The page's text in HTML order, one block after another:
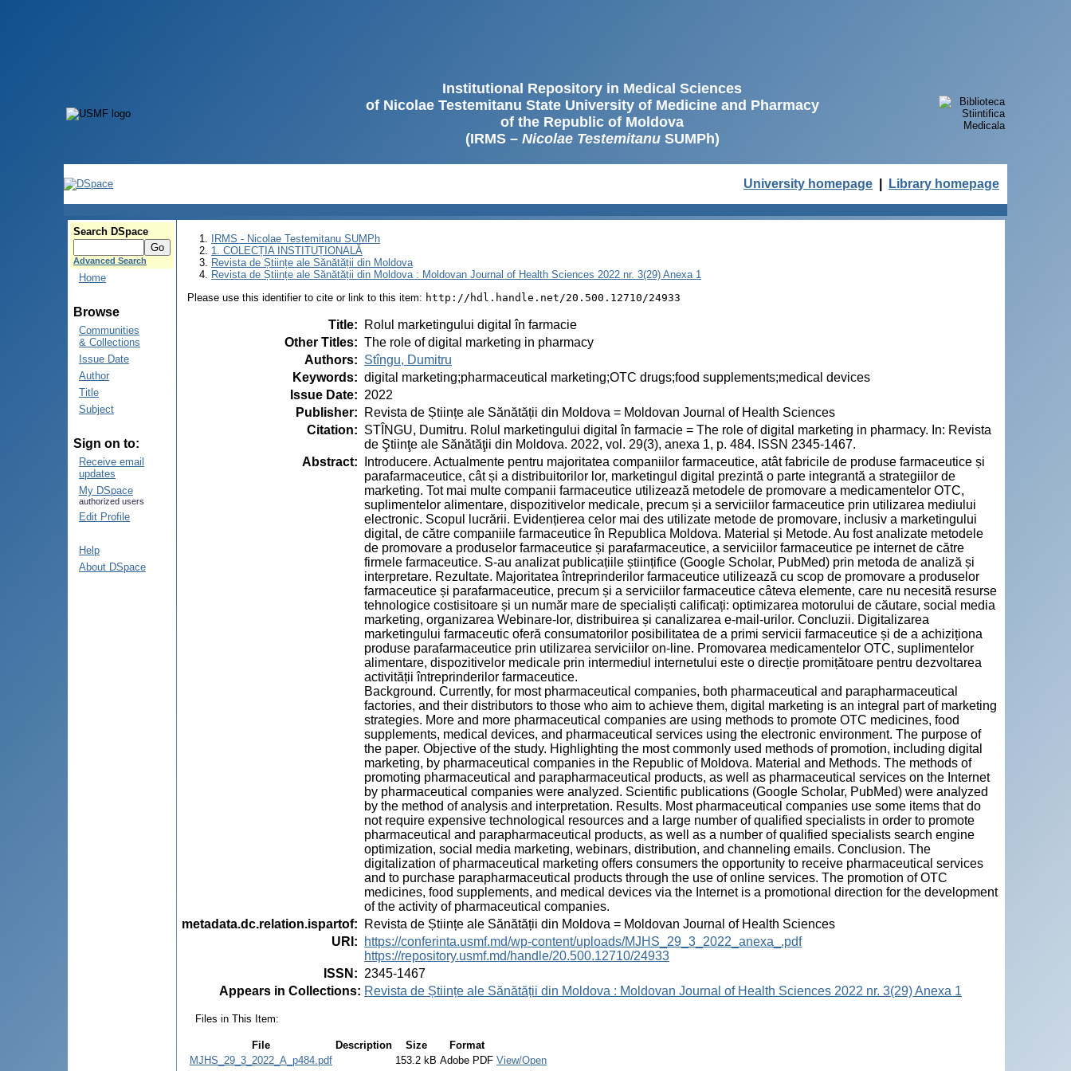
Institutional Repository in Medical Sciences
of Nicolae Testemitanu State University of Medicine and Pharmacy
of the Republic of Moldova
(IRMS – Nicolae TestemitanuSUMPh)
University homepage Library homepage
Search DSpace
Advanced Search
Home
Browse
Communities
& Collections
Issue Date
Author
Title
Subject
Sign on to:
Receive email
updates
My DSpace
authorized users
Edit Profile
Help
About DSpace
IRMS - Nicolae Testemitanu SUMPh
1. COLECȚIA INSTITUȚIONALĂ
Revista de Științe ale Sănătății din Moldova
Revista de Științe ale Sănătății din Moldova : Moldovan Journal of Health Sciences 2022 nr. 3(29) Anexa 1
Please use this identifier to cite or link to this item: http://hdl.handle.net/20.500.12710/24933
Title:
Rolul marketingului digital în farmacie
Other Titles: The role of digital marketing in pharmacy
Authors: Stîngu, Dumitru
Keywords: digital marketing;pharmaceutical marketing;OTC drugs;food supplements;medical devices
Issue Date: 2022
Publisher:
Revista de Științe ale Sănătății din Moldova = Moldovan Journal of Health Sciences
Citation: STÎNGU, Dumitru. Rolul marketingului digital în farmacie = The role of digital marketing in pharmacy. In: Revista
de Ştiinţe ale Sănătăţii din Moldova. 2022, vol. 29(3), anexa 1, p. 484. ISSN 2345-1467.
Abstract:
Introducere. Actualmente pentru majoritatea companiilor farmaceutice, atât fabricile de produse farmaceutice și
parafarmaceutice, cât și a distribuitorilor lor, marketingul digital prezintă o parte integrantă a strategiilor de
marketing. Tot mai multe companii farmaceutice utilizează metodele de promovare a medicamentelor OTC,
suplimentelor alimentare, dispozitivelor medicale, precum și a serviciilor farmaceutice prin utilizarea mediului
electronic. Scopul lucrării. Evidențierea celor mai des utilizate metode de promovare, inclusiv a marketingului
digital, de către companiile farmaceutice în Republica Moldova. Material și Metode. Au fost analizate metodele
de promovare a produselor farmaceutice și parafarmaceutice, a serviciilor farmaceutice pe internet de către
firmele farmaceutice. S-au analizat publicațiile științifice (Google Scholar, PubMed) prin metoda de analiză și
interpretare. Rezultate. Majoritatea întreprinderilor farmaceutice utilizează cu scop de promovare a produselor
farmaceutice și parafarmaceutice, precum și a serviciilor farmaceutice câteva elemente, care nu necesită resurse
tehnologice costisitoare și un număr mare de specialiști calificați: optimizarea motorului de căutare, social media
marketing, organizarea Webinare-lor, distribuirea și canalizarea e-mail-urilor. Concluzii. Digitalizarea
marketingului farmaceutic oferă consumatorilor posibilitatea de a primi servicii farmaceutice și de a achiziționa
produse parafarmaceutice prin utilizarea serviciilor on-line. Promovarea medicamentelor OTC, suplimentelor
alimentare, dispozitivelor medicale prin intermediul internetului este o direcție promițătoare pentru dezvoltarea
activității întreprinderilor farmaceutice.
Background. Currently, for most pharmaceutical companies, both pharmaceutical and parapharmaceutical
factories, and their distributors to those who aim to achieve them, digital marketing is an integral part of marketing
strategies. More and more pharmaceutical companies are using methods to promote OTC medicines, food
supplements, medical devices, and pharmaceutical services using the electronic environment. The purpose of
the paper. Objective of the study. Highlighting the most commonly used methods of promotion, including digital
marketing, by pharmaceutical companies in the Republic of Moldova. Material and Methods. The methods of
promoting pharmaceutical and parapharmaceutical products, as well as pharmaceutical services on the Internet
by pharmaceutical companies were analyzed. Scientific publications (Google Scholar, PubMed) were analyzed
by the method of analysis and interpretation. Results. Most pharmaceutical companies use some items that do
not require expensive technological resources and a large number of qualified specialists in order to promote
pharmaceutical and parapharmaceutical products, as well as a number of qualified specialists search engine
optimization, social media marketing, webinars, distribution, and channeling emails. Conclusion. The
digitalization of pharmaceutical marketing offers consumers the opportunity to receive pharmaceutical services
and to purchase parapharmaceutical products through the use of online services. The promotion of OTC
medicines, food supplements, and medical devices via the Internet is a promotional direction for the development
of the activity of pharmaceutical companies.
metadata.dc.relation.ispartof:
Revista de Științe ale Sănătății din Moldova = Moldovan Journal of Health Sciences
URI :
https://conferinta.usmf.md/wp-content/uploads/MJHS_29_3_2022_anexa_.pdf
https://repository.usmf.md/handle/20.500.12710/24933
ISSN : 2345-1467
Appears in Collections: Revista de Științe ale Sănătății din Moldova : Moldovan Journal of Health Sciences 2022 nr. 3(29) Anexa 1
Files in This Item:
File Description Size
Format
MJHS_29_3_2022_A_p484.pdf
153.2 kB Adobe PDF View/Open